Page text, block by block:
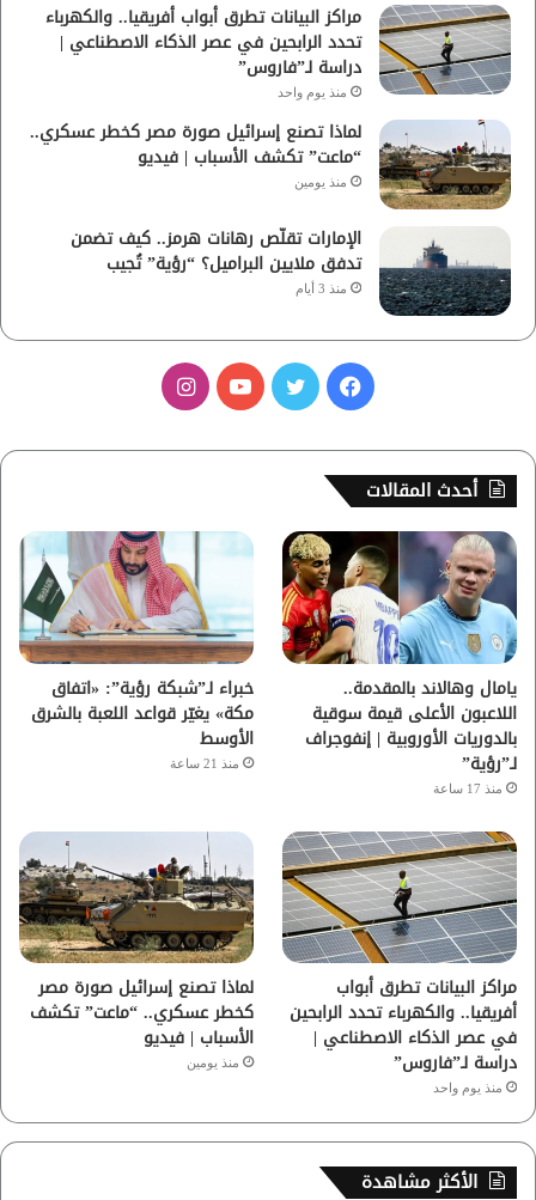
مراكز البيانات تطرق أبواب أفريقيا.. والكهرباء
تحدد الرابحين في عصر الذكاء الاصطناعي |
دراسة لـ”فاروس”
منذ يوم واحد
لماذا تصنع إسرائيل صورة مصر كخطر عسكري..
“ماعت” تكشف الأسباب | فيديو
منذ يومين
الإمارات تقلّص رهانات هرمز.. كيف تضمن
تدفق ملايين البراميل؟ “رؤية” تُجيب
منذ 3 أيام
س
ب
و
ك
ي
ب
ت
ق
ر
ا
م
أحدث المقالات
يامال وهالاند بالمقدمة..
اللاعبون الأعلى قيمة سوقية
بالدوريات الأوروبية | إنفوجراف
لـ”رؤية”
منذ 17 ساعة
خبراء لـ”شبكة رؤية”: «اتفاق
مكة» يغيّر قواعد اللعبة بالشرق
الأوسط
منذ 21 ساعة
مراكز البيانات تطرق أبواب
أفريقيا.. والكهرباء تحدد الرابحين
في عصر الذكاء الاصطناعي |
دراسة لـ”فاروس”
منذ يوم واحد
لماذا تصنع إسرائيل صورة مصر
كخطر عسكري.. “ماعت” تكشف
الأسباب | فيديو
منذ يومين
الأكثر مشاهدة